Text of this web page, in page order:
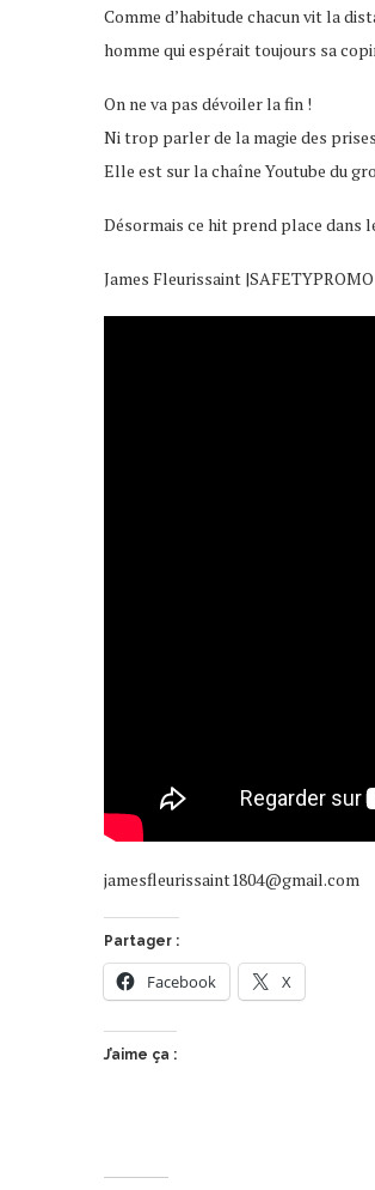
Comme d’habitude chacun vit la
homme qui espérait toujours sa
On ne va pas dévoiler la fin !
Ni trop parler de la magie des
Elle est sur la chaîne Youtube du
Désormais ce hit prend place dans
James Fleurissaint |SAFETYPROMO
jamesfleurissaint1804@gmail.com
Partager :
Facebook X
J’aime ça :